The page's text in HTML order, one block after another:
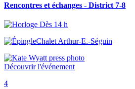
Rencontres et échanges - District 7-8
Dès 14 h
Chalet Arthur-E.-Séguin
Découvrir l'événement
4